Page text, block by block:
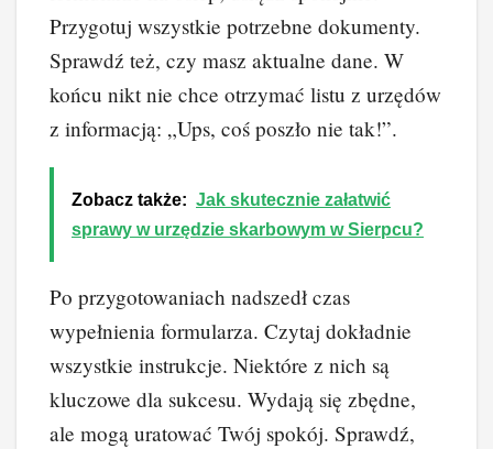
Przygotuj wszystkie potrzebne dokumenty.
Sprawdź też, czy masz aktualne dane. W
końcu nikt nie chce otrzymać listu z urzędów
z informacją: „Ups, coś poszło nie tak!”.
Zobacz także: Jak skutecznie załatwić
sprawy w urzędzie skarbowym w Sierpcu?
Po przygotowaniach nadszedł czas
wypełnienia formularza. Czytaj dokładnie
wszystkie instrukcje. Niektóre z nich są
kluczowe dla sukcesu. Wydają się zbędne,
ale mogą uratować Twój spokój. Sprawdź,